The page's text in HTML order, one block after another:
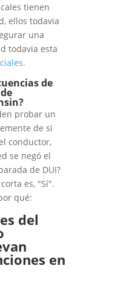
tienen
ellos todavia
una
todavia esta
.
de
probar un
de si
conductor,
se negó el
de DUI?
es, "Sí".
qué:
del
en